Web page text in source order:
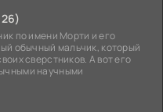
по имени Морти и его
обычный мальчик, который
сверстников. А вот его
научными